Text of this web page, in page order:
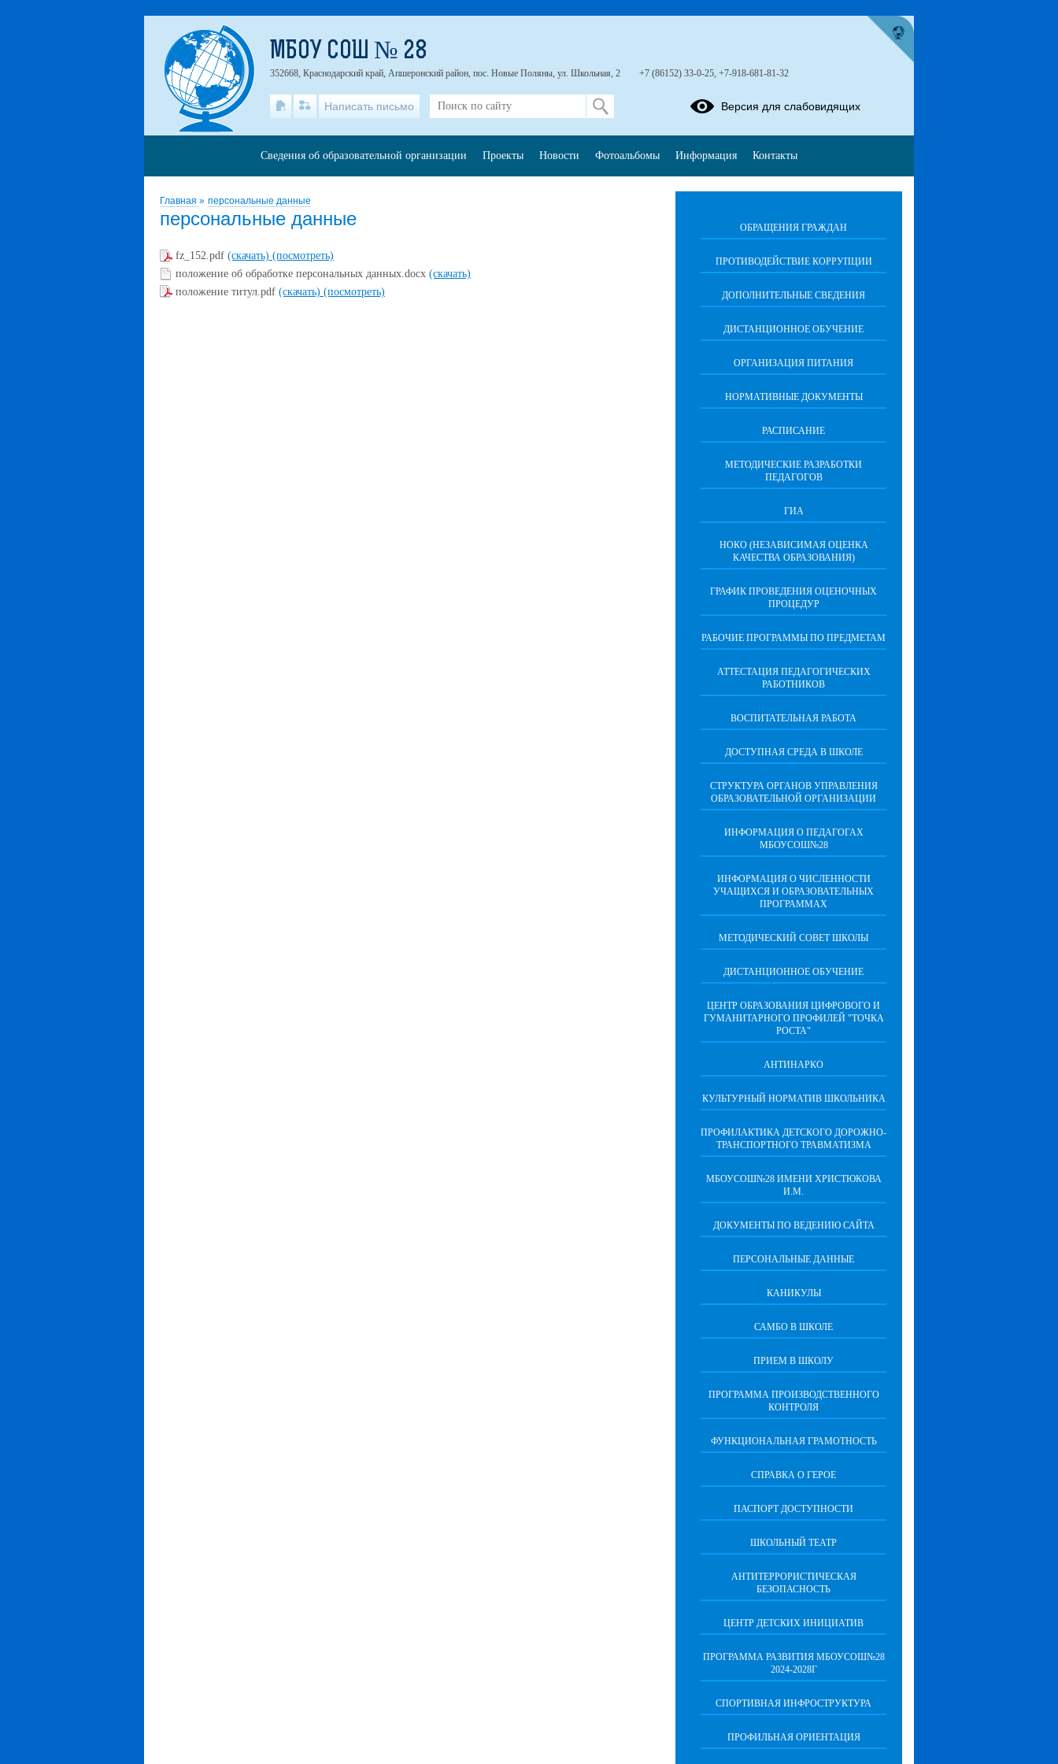
Главная » персональные данные
персональные данные
fz_152.pdf (скачать) (посмотреть)
положение об обработке персональных данных.docx (скачать)
положение титул.pdf (скачать) (посмотреть)
ОБРАЩЕНИЯ ГРАЖДАН
ПРОТИВОДЕЙСТВИЕ КОРРУПЦИИ
ДОПОЛНИТЕЛЬНЫЕ СВЕДЕНИЯ
ДИСТАНЦИОННОЕ ОБУЧЕНИЕ
ОРГАНИЗАЦИЯ ПИТАНИЯ
НОРМАТИВНЫЕ ДОКУМЕНТЫ
РАСПИСАНИЕ
МЕТОДИЧЕСКИЕ РАЗРАБОТКИ
ПЕДАГОГОВ
ГИА
НОКО (НЕЗАВИСИМАЯ ОЦЕНКА
КАЧЕСТВА ОБРАЗОВАНИЯ)
ГРАФИК ПРОВЕДЕНИЯ ОЦЕНОЧНЫХ
ПРОЦЕДУР
РАБОЧИЕ ПРОГРАММЫ ПО ПРЕДМЕТАМ
АТТЕСТАЦИЯ ПЕДАГОГИЧЕСКИХ
РАБОТНИКОВ
ВОСПИТАТЕЛЬНАЯ РАБОТА
ДОСТУПНАЯ СРЕДА В ШКОЛЕ
СТРУКТУРА ОРГАНОВ УПРАВЛЕНИЯ
ОБРАЗОВАТЕЛЬНОЙ ОРГАНИЗАЦИИ
ИНФОРМАЦИЯ О ПЕДАГОГАХ
МБОУСОШ№28
ИНФОРМАЦИЯ О ЧИСЛЕННОСТИ
УЧАЩИХСЯ И ОБРАЗОВАТЕЛЬНЫХ
ПРОГРАММАХ
МЕТОДИЧЕСКИЙ СОВЕТ ШКОЛЫ
ДИСТАНЦИОННОЕ ОБУЧЕНИЕ
ЦЕНТР ОБРАЗОВАНИЯ ЦИФРОВОГО И
ГУМАНИТАРНОГО ПРОФИЛЕЙ "ТОЧКА
РОСТА"
АНТИНАРКО
КУЛЬТУРНЫЙ НОРМАТИВ ШКОЛЬНИКА
ПРОФИЛАКТИКА ДЕТСКОГО ДОРОЖНО-
ТРАНСПОРТНОГО ТРАВМАТИЗМА
МБОУСОШ№28 ИМЕНИ ХРИСТЮКОВА
И.М.
ДОКУМЕНТЫ ПО ВЕДЕНИЮ САЙТА
ПЕРСОНАЛЬНЫЕ ДАННЫЕ
КАНИКУЛЫ
САМБО В ШКОЛЕ
ПРИЕМ В ШКОЛУ
ПРОГРАММА ПРОИЗВОДСТВЕННОГО
КОНТРОЛЯ
ФУНКЦИОНАЛЬНАЯ ГРАМОТНОСТЬ
СПРАВКА О ГЕРОЕ
ПАСПОРТ ДОСТУПНОСТИ
ШКОЛЬНЫЙ ТЕАТР
АНТИТЕРРОРИСТИЧЕСКАЯ
БЕЗОПАСНОСТЬ
ЦЕНТР ДЕТСКИХ ИНИЦИАТИВ
ПРОГРАММА РАЗВИТИЯ МБОУСОШ№28
2024-2028Г
СПОРТИВНАЯ ИНФРОСТРУКТУРА
ПРОФИЛЬНАЯ ОРИЕНТАЦИЯ
МБОУ СОШ № 28
352668, Краснодарский край, Апшеронский район, пос. Новые Поляны, ул. Школьная, 2 +7 (86152) 33-0-25, +7-918-681-81-32
Написать письмо Версия для слабовидящих
Сведения об образовательной организации Проекты Новости Фотоальбомы Информация Контакты